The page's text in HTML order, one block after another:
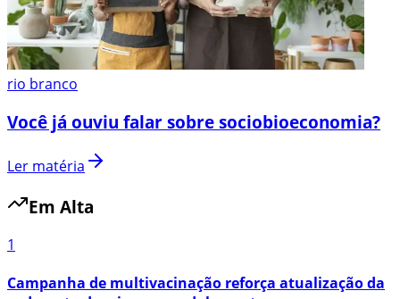
rio branco
Você já ouviu falar sobre sociobioeconomia?
Ler matéria
Em Alta
1
Campanha de multivacinação reforça atualização da